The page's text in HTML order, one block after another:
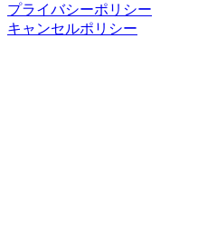
プライバシーポリシー
キャンセルポリシー